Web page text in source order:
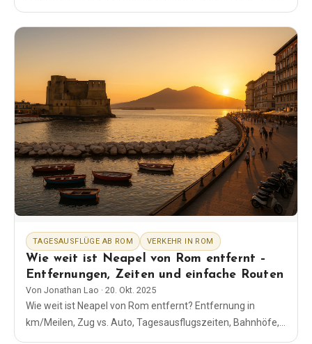
und einfache Schritt-für-Schritt-Pläne.
TAGESAUSFLÜGE AB ROM VERKEHR IN ROM
Wie weit ist Neapel von Rom entfernt –
Entfernungen, Zeiten und einfache Routen
Von Jonathan Lao · 20. Okt. 2025
Wie weit ist Neapel von Rom entfernt? Entfernung in
km/Meilen, Zug vs. Auto, Tagesausflugszeiten, Bahnhöfe,